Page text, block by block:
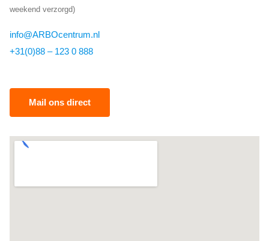
weekend verzorgd)
info@ARBOcentrum.nl
+31(0)88 – 123 0 888
Mail ons direct